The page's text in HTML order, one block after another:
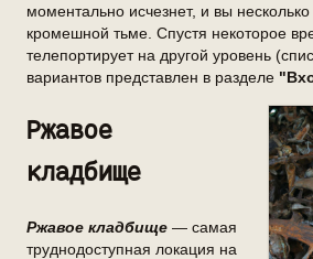
моментально исчезнет, и вы несколько
кромешной тьме. Спустя некоторое
телепортирует на другой уровень
вариантов представлен в разделе
Ржавое
кладбище
Ржавое кладбище — самая
труднодоступная локация на